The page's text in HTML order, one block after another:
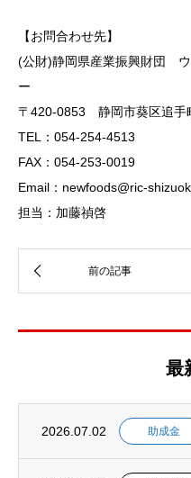
【お問合わせ先】
(公財)静岡県産業振興財団
ー
〒420-0853 静岡市葵区追
TEL：054-254-4513
FAX：054-253-0019
Email：newfoods@ric-
担当：加藤禎啓
最
2026.07.02 助成金